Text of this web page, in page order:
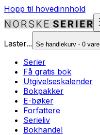
Hopp til hovedinnhold
Laster... Se handlekurv - 0 vare
Serier
Få gratis bok
Utgivelseskalender
Bokpakker
E-bøker
Forfattere
Serieliv
Bokhandel